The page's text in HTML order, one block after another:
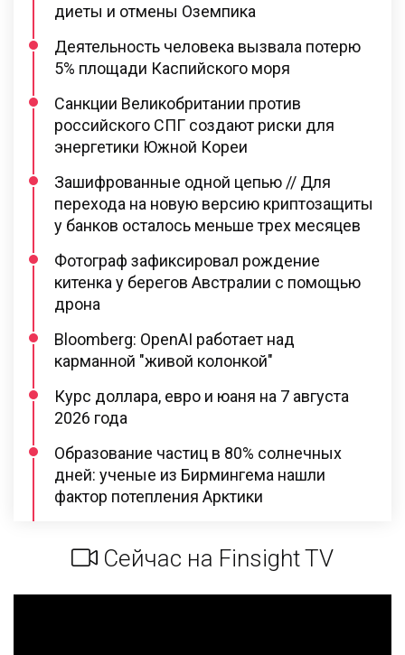
диеты и отмены Оземпика
Деятельность человека вызвала потерю
5% площади Каспийского моря
Санкции Великобритании против
российского СПГ создают риски для
энергетики Южной Кореи
Зашифрованные одной цепью // Для
перехода на новую версию криптозащиты
у банков осталось меньше трех месяцев
Фотограф зафиксировал рождение
китенка у берегов Австралии с помощью
дрона
Bloomberg: OpenAI работает над
карманной "живой колонкой"
Курс доллара, евро и юаня на 7 августа
2026 года
Образование частиц в 80% солнечных
дней: ученые из Бирмингема нашли
фактор потепления Арктики
Сейчас на Finsight TV